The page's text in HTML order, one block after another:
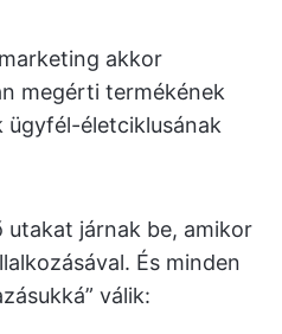
akkor
megérti termékének
ügyfél-életciklusának
utakat járnak be, amikor
És minden
válik: